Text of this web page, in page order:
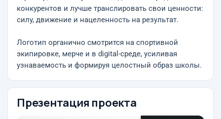
конкурентов и лучше транслировать свои ценности:
силу, движение и нацеленность на результат.
Логотип органично смотрится на спортивной
экипировке, мерче и в digital-среде, усиливая
узнаваемость и формируя целостный образ школы.
Презентация проекта